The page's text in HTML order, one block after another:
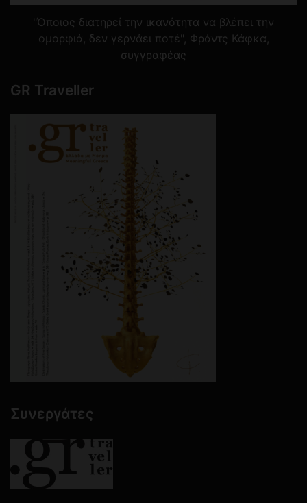
"Όποιος διατηρεί την ικανότητα να βλέπει την
ομορφιά, δεν γερνάει ποτέ", Φράντς Κάφκα,
συγγραφέας
GR Traveller
Συνεργάτες